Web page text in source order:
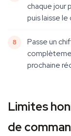
chaque jour
puis laisse
Passe un
prochaine
Limites
de